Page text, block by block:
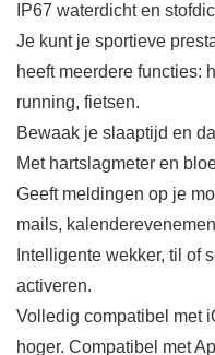
IP67 waterdicht en
Je kunt je sportieve
heeft meerdere functies:
running, fietsen.
Bewaak je slaaptijd en
Met hartslagmeter en
Geeft meldingen op je
mails,
Intelligente wekker, til of
activeren.
Volledig compatibel met
hoger. Compatibel met